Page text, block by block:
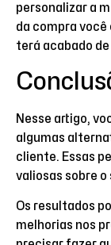
personalizar a
da compra você
terá acabado
Nesse artigo,
algumas
cliente. Essas
valiosas sobre
Os resultados
melhorias nos